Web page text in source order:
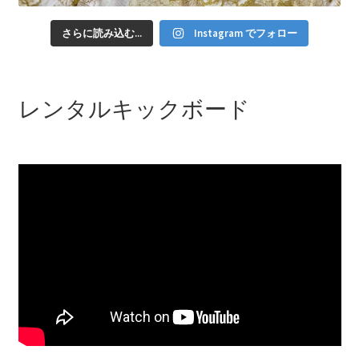
さらに読み込む... Instagram でフォロー
レンタルキックボード